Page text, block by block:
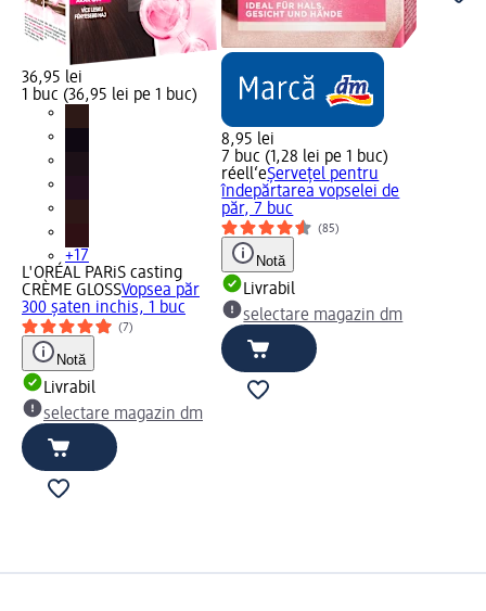
36,95 lei
1 buc (36,95 lei pe 1 buc)
+17
L'ORÉAL PARiS casting
CRÈME GLOSSVopsea păr
300 şaten inchis, 1 buc
(7)
Notă
Livrabil
selectare magazin dm
8,95 lei
7 buc (1,28 lei pe 1 buc)
réell‘eȘervețel pentru
îndepărtarea vopselei de
păr, 7 buc
(85)
Notă
Livrabil
selectare magazin dm